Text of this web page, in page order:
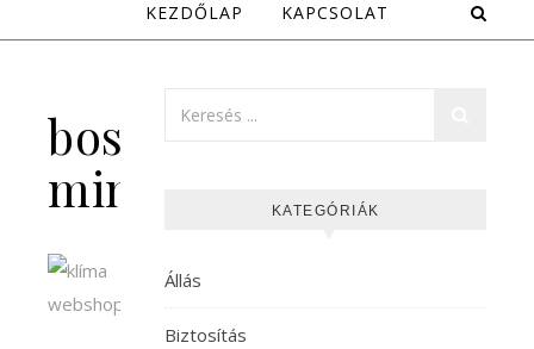
KEZDŐLAP KAPCSOLAT
boschklima-
min
KATEGÓRIÁK
Állás
Biztosítás